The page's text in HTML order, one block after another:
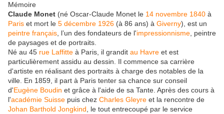
Mémoire
Claude Monet (né Oscar-Claude Monet le 14 novembre 1840 à
Paris et mort le 5 décembre 1926 (à 86 ans) à Giverny), est un
peintre français , l’un des fondateurs de l'impressionnisme , peintre
de paysages et de portraits.
Né au 45 rue Laffitte à Paris, il grandit au Havre et est
particulièrement assidu au dessin. Il commence sa carrière
d'artiste en réalisant des portraits à charge des notables de la
ville. En 1859, il part à Paris tenter sa chance sur conseil
d'Eugène Boudin et grâce à l'aide de sa Tante. Après des cours à
l'académie Suisse puis chez Charles Gleyre et la rencontre de
Johan Barthold Jongkind , le tout entrecoupé par le service